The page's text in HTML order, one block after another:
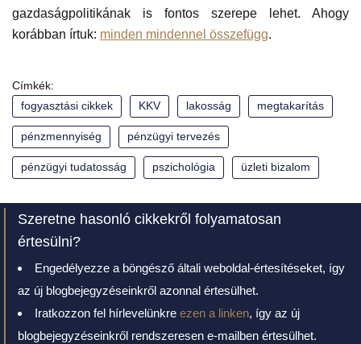
gazdaságpolitikának is fontos szerepe lehet. Ahogy
korábban írtuk: minden mindennel összefügg.
Címkék:
fogyasztási cikkek
KKV lakosság megtakarítás
pénzmennyiség pénzügyi tervezés
pénzügyi tudatosság pszichológia üzleti bizalom
Szeretne hasonló cikkekről folyamatosan
értesülni?
Engedélyezze a böngésző általi weboldal-értesítéseket, így
az új blogbejegyzéseinkről azonnal értesülhet.
Iratkozzon fel hírlevelünkre ezen a linken, így az új
blogbejegyzéseinkről rendszeresen e-mailben értesülhet.